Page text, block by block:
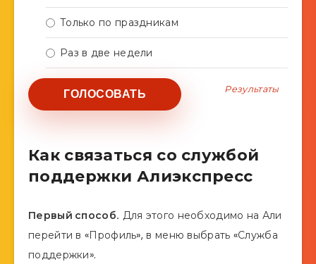
Только по праздникам
Раз в две недели
Результаты
Как связаться со службой
поддержки Алиэкспресс
Первый способ. Для этого необходимо на Али
перейти в «Профиль», в меню выбрать «Служба
поддержки».